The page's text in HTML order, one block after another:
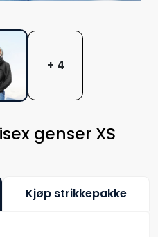
genser XS
+ 4
Kjøp strikkepakke